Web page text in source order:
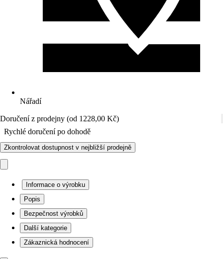
Nářadí
Doručení z prodejny (od 1228,00 Kč)
Rychlé doručení po dohodě
Zkontrolovat dostupnost v nejbližší prodejně
Informace o výrobku
Popis
Bezpečnost výrobků
Další kategorie
Zákaznická hodnocení